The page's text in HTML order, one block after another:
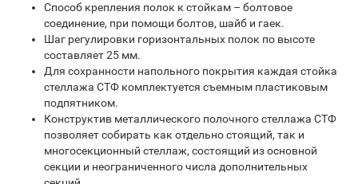
Способ крепления полок к стойкам – болтовое
соединение, при помощи болтов, шайб и гаек.
Шаг регулировки горизонтальных полок по высоте
составляет 25 мм.
Для сохранности напольного покрытия каждая стойка
стеллажа СТФ комплектуется съемным пластиковым
подпятником.
Конструктив металлического полочного стеллажа СТФ
позволяет собирать как отдельно стоящий, так и
многосекционный стеллаж, состоящий из основной
секции и неограниченного числа дополнительных